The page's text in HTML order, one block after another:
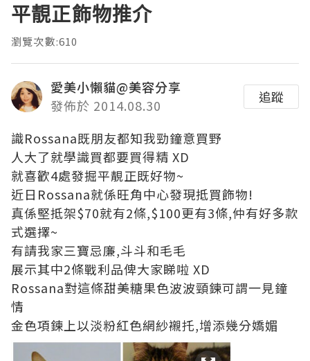
平靚正飾物推介
瀏覽次數:610
愛美小懶貓@美容分享
發佈於 2014.08.30
追蹤
識Rossana既朋友都知我勁鐘意買野
人大了就學識買都要買得精 XD
就喜歡4處發掘平靚正既好物~
近日Rossana就係旺角中心發現抵買飾物!
真係堅抵架$70就有2條,$100更有3條,仲有好多款
式選擇~
有請我家三寶忌廉,斗斗和毛毛
展示其中2條戰利品俾大家睇啦 XD
Rossana對這條甜美糖果色波波頸鍊可謂一見鐘
情
金色項鍊上以淡粉紅色網紗襯托,增添幾分嬌媚